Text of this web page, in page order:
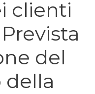
clienti
del